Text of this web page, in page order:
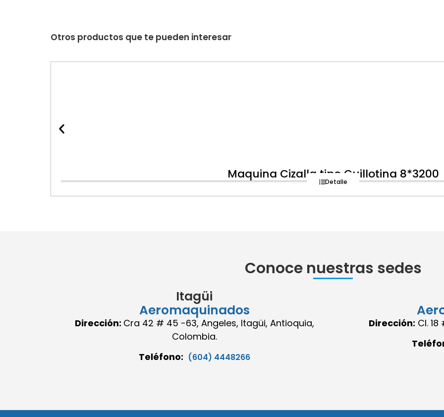
Otros productos que te pueden interesar
Maquina Cizalla tipo Guillotina 8*3200
Detalle
Conoce nuestras sedes
Itagüi
Aeromaquinados
Dirección: Cra 42 # 45 -63, Angeles, Itagüi, Antioquia,
Colombia.
Teléfono: (604) 4448266
Dirección: Cl.